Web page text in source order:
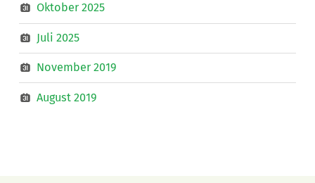
Oktober 2025
Juli 2025
November 2019
August 2019